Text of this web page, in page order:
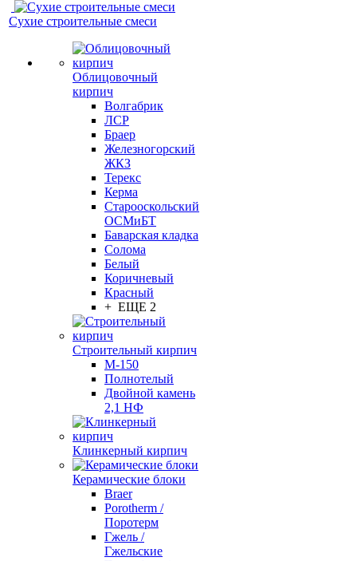
Сухие строительные смеси
Облицовочный
кирпич
Волгабрик
ЛСР
Браер
Железногорский
ЖКЗ
Терекс
Керма
Старооскольский
ОСМиБТ
Баварская кладка
Солома
Белый
Коричневый
Красный
+ ЕЩЕ 2
Строительный кирпич
М-150
Полнотелый
Двойной камень
2,1 НФ
Клинкерный кирпич
Керамические блоки
Braer
Porotherm /
Поротерм
Гжель /
Гжельские